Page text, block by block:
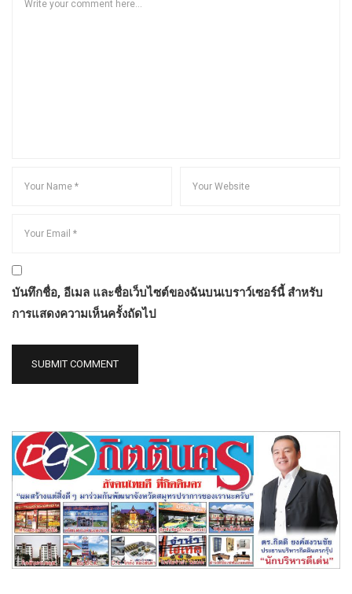
บันทึกชื่อ, อีเมล และชื่อเว็บไซต์ของฉันบนเบราว์เซอร์นี้ สำหรับ
การแสดงความเห็นครั้งถัดไป